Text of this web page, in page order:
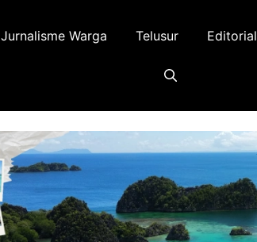
Jurnalisme Warga Telusur Editorial